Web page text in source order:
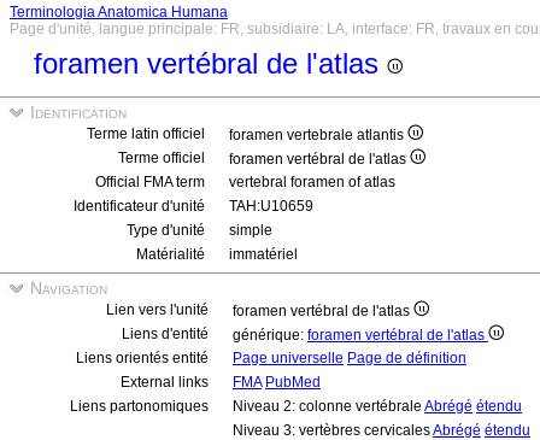
Terminologia Anatomica Humana
Page d'unité, langue principale: FR, subsidiaire: LA, interface: FR, travaux en
foramen vertébral de l'atlas
Identification
Terme latin officiel
foramen vertebrale atlantis
Terme officiel
foramen vertébral de l'atlas
Official FMA term
vertebral foramen of atlas
Identificateur d'unité
TAH:U10659
Type d'unité
simple
Matérialité
immatériel
Navigation
Lien vers l'unité
foramen vertébral de l'atlas
Liens d'entité
générique: foramen vertébral de l'atlas
Liens orientés entité
Page universelle Page de définition
External links
FMA PubMed
Liens partonomiques
Niveau 2: colonne vertébrale Abrégé étendu
Niveau 3: vertèbres cervicalesAbrégé étendu